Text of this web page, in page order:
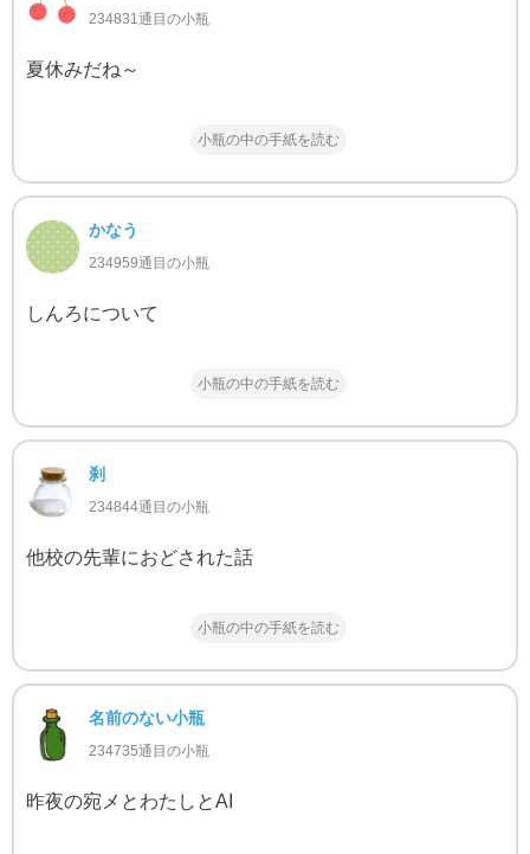
234831通目の小瓶
夏休みだね～
小瓶の中の手紙を読む
かなう
234959通目の小瓶
しんろについて
小瓶の中の手紙を読む
刹
234844通目の小瓶
他校の先輩におどされた話
小瓶の中の手紙を読む
名前のない小瓶
234735通目の小瓶
昨夜の宛メとわたしとAI